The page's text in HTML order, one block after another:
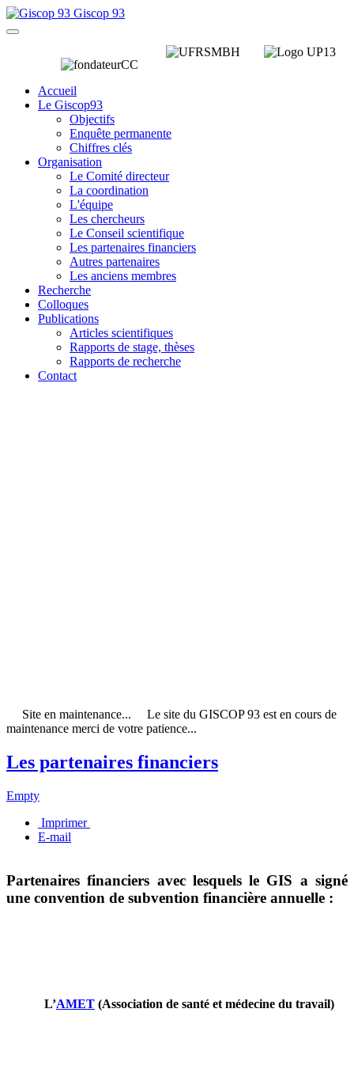
Giscop 93
Accueil
Le Giscop93
Objectifs
Enquête permanente
Chiffres clés
Organisation
Le Comité directeur
La coordination
L'équipe
Les chercheurs
Le Conseil scientifique
Les partenaires financiers
Autres partenaires
Les anciens membres
Recherche
Colloques
Publications
Articles scientifiques
Rapports de stage, thèses
Rapports de recherche
Contact
Site en maintenance... Le site du GISCOP 93 est en cours de
maintenance merci de votre patience...
Les partenaires financiers
Empty
Imprimer
E-mail
Partenaires financiers avec lesquels le GIS a signé
une convention de subvention financière annuelle :
L’AMET (Association de santé et médecine du travail)